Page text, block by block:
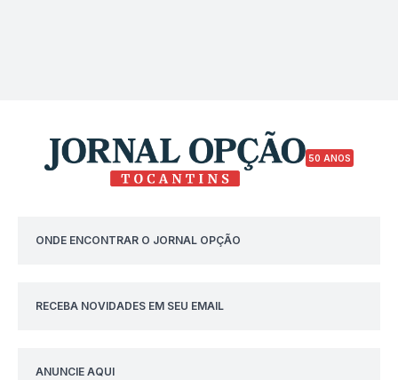
50 ANOS
ONDE ENCONTRAR O JORNAL OPÇÃO
RECEBA NOVIDADES EM SEU EMAIL
ANUNCIE AQUI